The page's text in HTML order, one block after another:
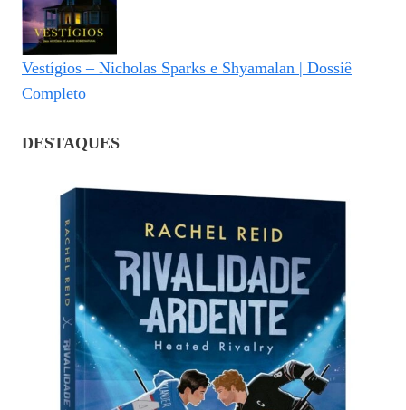
Vestígios – Nicholas Sparks e Shyamalan | Dossiê
Completo
DESTAQUES